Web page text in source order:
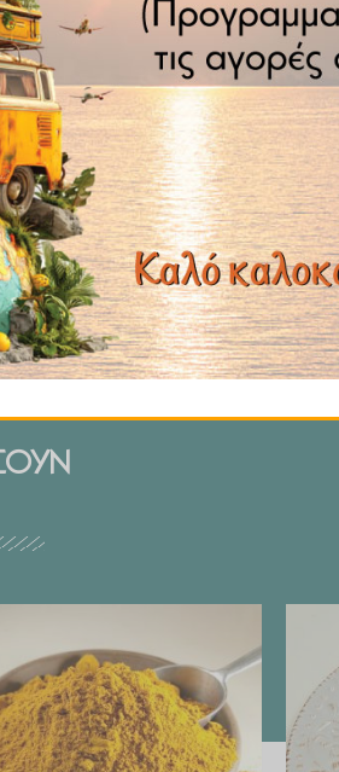
με 3 φορές την ημέρα.
€ 2.99
through
€ 29.90